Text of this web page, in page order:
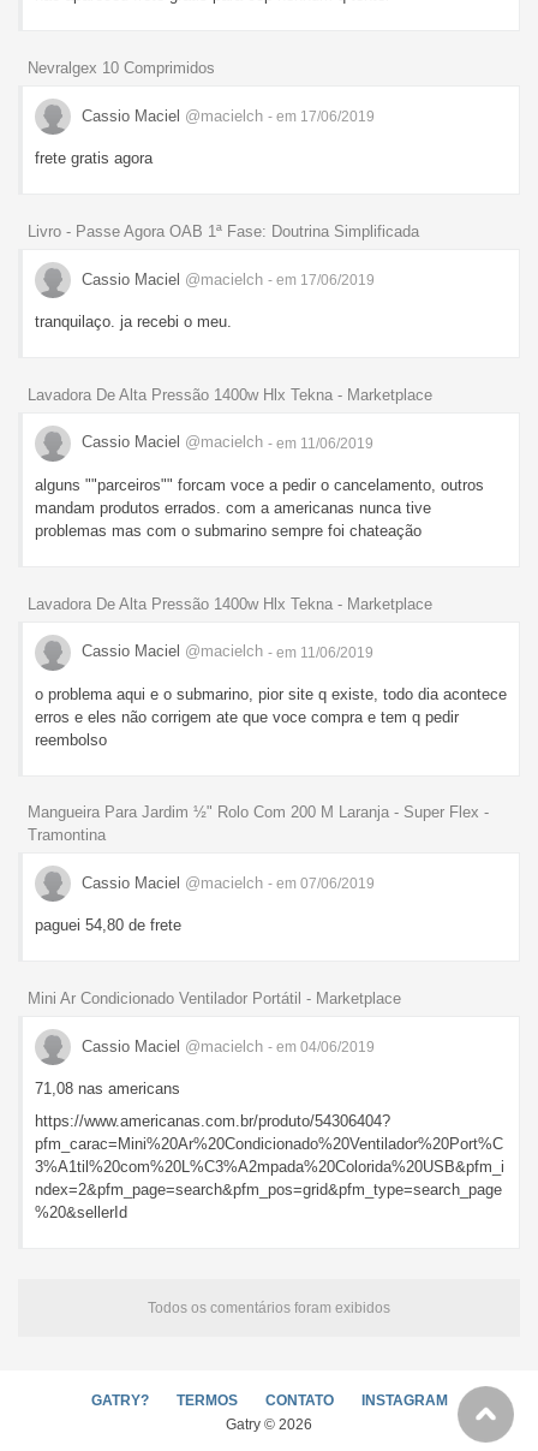
Nevralgex 10 Comprimidos
Cassio Maciel @macielch - em 17/06/2019
frete gratis agora
Livro - Passe Agora OAB 1ª Fase: Doutrina Simplificada
Cassio Maciel @macielch - em 17/06/2019
tranquilaço. ja recebi o meu.
Lavadora De Alta Pressão 1400w Hlx Tekna - Marketplace
Cassio Maciel @macielch - em 11/06/2019
alguns ""parceiros"" forcam voce a pedir o cancelamento, outros
mandam produtos errados. com a americanas nunca tive
problemas mas com o submarino sempre foi chateação
Lavadora De Alta Pressão 1400w Hlx Tekna - Marketplace
Cassio Maciel @macielch - em 11/06/2019
o problema aqui e o submarino, pior site q existe, todo dia acontece
erros e eles não corrigem ate que voce compra e tem q pedir
reembolso
Mangueira Para Jardim ½" Rolo Com 200 M Laranja - Super Flex -
Tramontina
Cassio Maciel @macielch - em 07/06/2019
paguei 54,80 de frete
Mini Ar Condicionado Ventilador Portátil - Marketplace
Cassio Maciel @macielch - em 04/06/2019
71,08 nas americans
https://www.americanas.com.br/produto/54306404?
pfm_carac=Mini%20Ar%20Condicionado%20Ventilador%20Port%C
3%A1til%20com%20L%C3%A2mpada%20Colorida%20USB&pfm_i
ndex=2&pfm_page=search&pfm_pos=grid&pfm_type=search_page
%20&sellerId
Todos os comentários foram exibidos
GATRY? TERMOS CONTATO
INSTAGRAM
Gatry © 2026